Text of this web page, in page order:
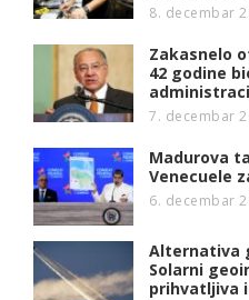
8. decembar
Zakasnelo
42 godine
7. decembar
Madurova
Venecuele
6. decembar
Alternativa
Solarni
prihvatljiva